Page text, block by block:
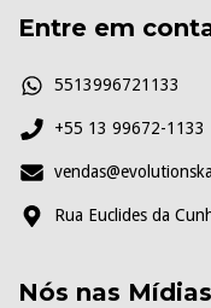
Entre em
5513996721133
+55 13 99672-1133
Rua Euclides da
Nós nas Mídias